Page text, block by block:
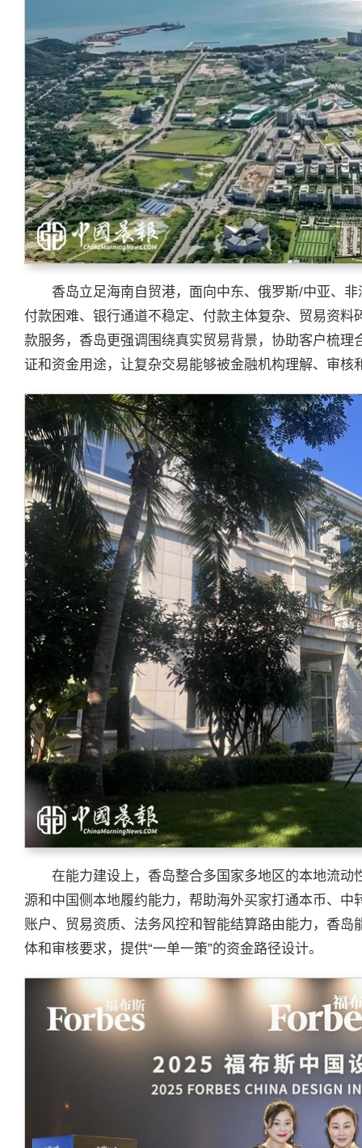
香岛立足海南自贸港，面向中东、俄罗斯/中亚、
付款困难、银行通道不稳定、付款主体复杂、贸易资
款服务，香岛更强调围绕真实贸易背景，协助客户梳
证和资金用途，让复杂交易能够被金融机构理解、审核
在能力建设上，香岛整合多国家多地区的本地流
源和中国侧本地履约能力，帮助海外买家打通本币、
账户、贸易资质、法务风控和智能结算路由能力，香
体和审核要求，提供“一单一策”的资金路径设计。